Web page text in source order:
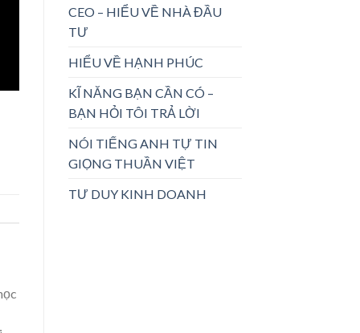
CEO – HIỂU VỀ NHÀ ĐẦU
TƯ
HIỂU VỀ HẠNH PHÚC
KĨ NĂNG BẠN CẦN CÓ –
BẠN HỎI TÔI TRẢ LỜI
NÓI TIẾNG ANH TỰ TIN
GIỌNG THUẦN VIỆT
TƯ DUY KINH DOANH